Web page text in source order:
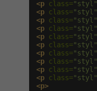
<p class="styl"
<p class="styl"
<p class="styl"
<p class="styl"
<p class="styl"
<p class="styl"
<p class="styl"
<p class="styl"
<p class="styl"
<p class="styl"
<p>